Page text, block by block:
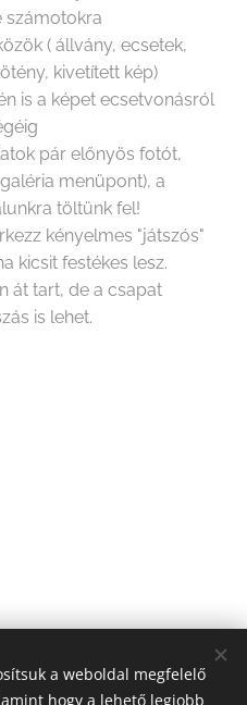
számotokra
( állvány, ecsetek,
kivetített kép)
is a képet ecsetvonásról
pár előnyös fotót,
menüpont), a
töltünk fel!
kényelmes "játszós"
kicsit festékes lesz.
át tart, de a csapat
is lehet.
a weboldal megfelelő
hogy a lehető legjobb